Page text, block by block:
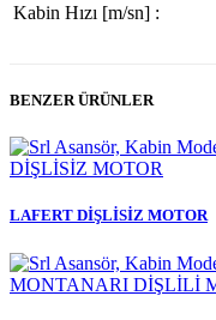
Kabin Hızı [m/sn] :
BENZER ÜRÜNLER
LAFERT DİŞLİSİZ MOTOR